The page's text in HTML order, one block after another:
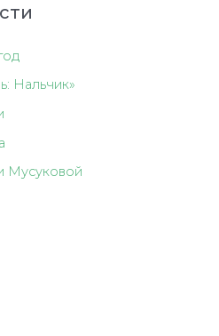
Нальчик»
Мусуковой